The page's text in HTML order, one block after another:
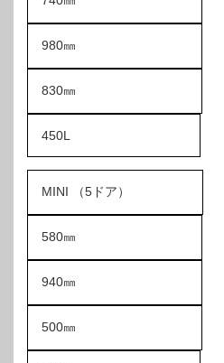
980㎜
830㎜
450L
MINI （5ドア）
580㎜
940㎜
500㎜